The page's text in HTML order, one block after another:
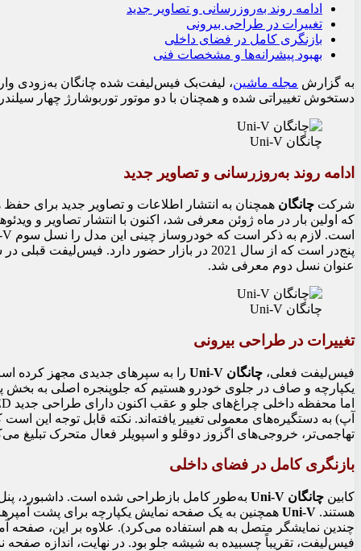
ادامه روند به‌روزرسانی و تصاویر جدید
تغییرات در طراحی بیرونی
بازنگری کامل در فضای داخلی
بهبود پیشرانه‌ها و مشخصات فنی
به گزارش مجله ماشین، لیفت‌بک فیس‌لیفت شده چانگان به‌زودی
دستخوش تغییراتی شده و همچنان با دو موتور توربوشارژ چهار
چانگان Uni-V
ادامه روند به‌روزرسانی و تصاویر جدید
شرکت چانگان همچنان به انتشار اطلاعات و تصاویر جدید برای
که اولین بار در ماه ژوئن معرفی شد، اکنون با انتشار تصاویر و
عنوان نسل دوم معرفی شد.
چانگان Uni-V
تغییرات در طراحی بیرونی
فیس‌لیفت فعلی، چانگان Uni-V
را به سپر‌های جدیدی مجهز کرده
یکپارچه و صاف در جلوی خودرو هستیم که جلوپنجره اصلی به بخش
آپ) به دستگیره‌های معمولی تغییر یافته‌اند. نکته قابل توجه این
تهاجمی‌تر، خروجی‌های اگزوز دوقلو و اسپویلر فعال متحرک تبلیغ
بازنگری کامل در فضای داخلی
کابین چانگان Uni-V
به‌طور کامل بازطراحی شده است. داشبورد،
هستند. Uni-V همچنین به یک صفحه نمایش یکپارچه برای پشت
چندین نمایشگر متصل به هم استفاده می‌کرد). علاوه بر این، صفحه
فیس‌لیفت، تقریباً چسبیده به شیشه جلو بود. در نهایت، اندازه